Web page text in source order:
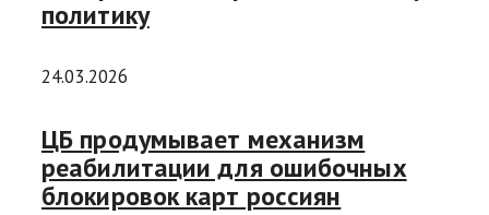
политику
24.03.2026
ЦБ продумывает механизм
реабилитации для ошибочных
блокировок карт россиян